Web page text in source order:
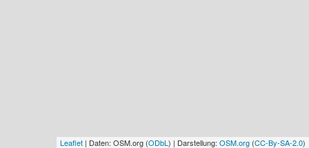
Leaflet | Daten: OSM.org (ODbL ) | Darstellung: OSM.org (CC-By-SA-2.0)